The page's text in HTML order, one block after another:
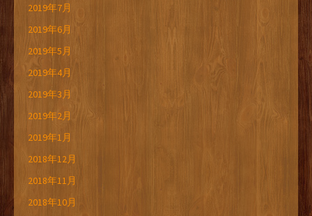
2019年7月
2019年6月
2019年5月
2019年4月
2019年3月
2019年2月
2019年1月
2018年12月
2018年11月
2018年10月